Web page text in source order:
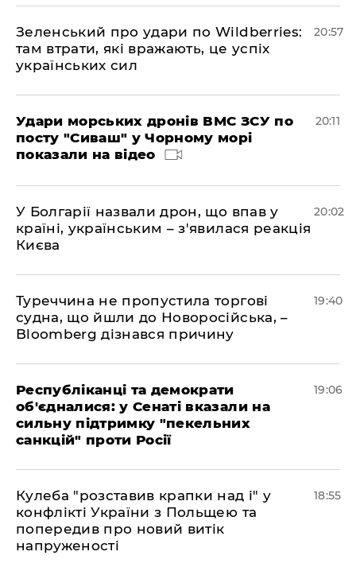
Зеленський про удари по Wildberries:
там втрати, які вражають, це успіх
українських сил
20:57
Удари морських дронів ВМС ЗСУ по
посту "Сиваш" у Чорному морі
показали на відео
20:11
У Болгарії назвали дрон, що впав у
країні, українським – з'явилася реакція
Києва
20:02
Туреччина не пропустила торгові
судна, що йшли до Новоросійська, –
Bloomberg дізнався причину
19:40
Республіканці та демократи
об'єдналися: у Сенаті вказали на
сильну підтримку "пекельних
санкцій" проти Росії
19:06
Кулеба "розставив крапки над і" у
конфлікті України з Польщею та
попередив про новий витік
напруженості
18:55